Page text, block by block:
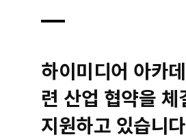
하이미디어 아카
련 산업 협약을
지원하고 있습니